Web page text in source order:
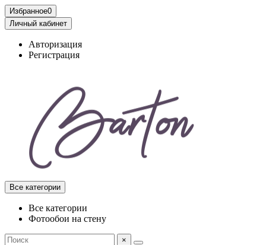
Избранное0
Личный кабинет
Авторизация
Регистрация
Все категории
Все категории
Фотообои на стену
×